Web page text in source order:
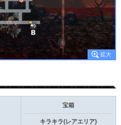
宝箱
キラキラ(レアエリア)